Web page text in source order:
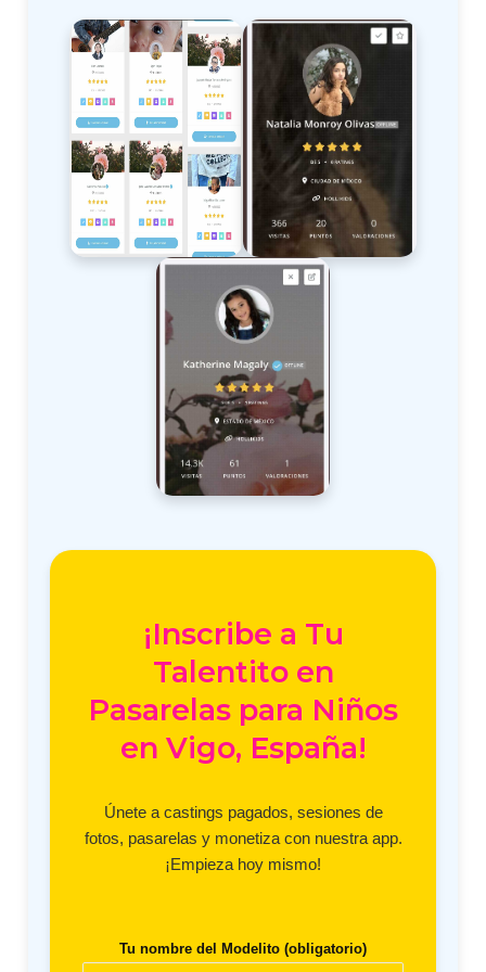
¡Inscribe a Tu
Talentito en
Pasarelas para Niños
en Vigo, España!
Únete a castings pagados, sesiones de
fotos, pasarelas y monetiza con nuestra app.
¡Empieza hoy mismo!
Tu nombre del Modelito (obligatorio)